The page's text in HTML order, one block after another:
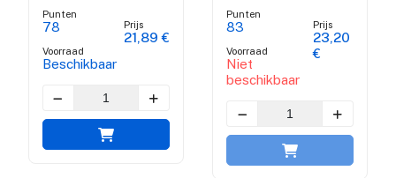
Punten
78
Voorraad
Beschikbaar
Prijs
21,89 €
Punten
83
Voorraad
Niet
beschikbaar
Prijs
23,20
€